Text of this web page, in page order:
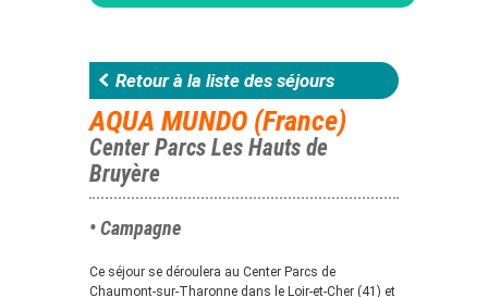
Retour à la liste des séjours
AQUA MUNDO (France)
Center Parcs Les Hauts de
Bruyère
• Campagne
Ce séjour se déroulera au Center Parcs de
Chaumont-sur-Tharonne dans le Loir-et-Cher (41) et